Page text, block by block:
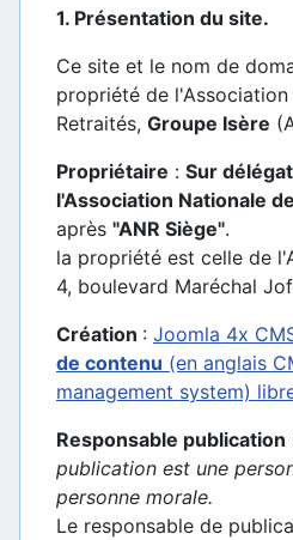
1. Présentation du site.
Ce site et le nom de
propriété de
Retraités, Groupe Isère
Propriétaire : Sur
l'Association Nationale
après "ANR Siège".
la propriété est celle de
4, boulevard Maréchal
Création : Joomla 4x
de contenu (en anglais
management system)
Responsable publication
publication est une
personne morale.
Le responsable de